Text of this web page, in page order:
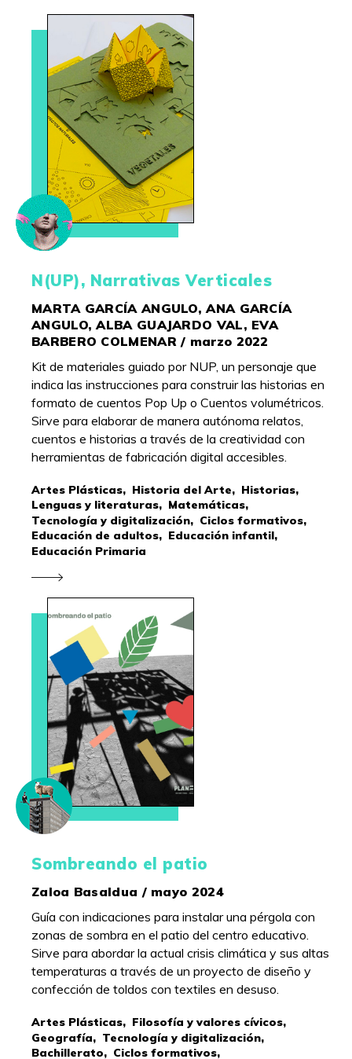
N(UP), Narrativas Verticales
MARTA GARCÍA ANGULO, ANA GARCÍA
ANGULO, ALBA GUAJARDO VAL, EVA
BARBERO COLMENAR / marzo 2022
Kit de materiales guiado por NUP, un personaje que
indica las instrucciones para construir las historias en
formato de cuentos Pop Up o Cuentos volumétricos.
Sirve para elaborar de manera autónoma relatos,
cuentos e historias a través de la creatividad con
herramientas de fabricación digital accesibles.
Artes Plásticas, Historia del Arte, Historias,
Lenguas y literaturas, Matemáticas,
Tecnología y digitalización, Ciclos formativos,
Educación de adultos, Educación infantil,
Educación Primaria
Sombreando el patio
Zaloa Basaldua / mayo 2024
Guía con indicaciones para instalar una pérgola con
zonas de sombra en el patio del centro educativo.
Sirve para abordar la actual crisis climática y sus altas
temperaturas a través de un proyecto de diseño y
confección de toldos con textiles en desuso.
Artes Plásticas, Filosofía y valores cívicos,
Geografía, Tecnología y digitalización,
Bachillerato, Ciclos formativos,